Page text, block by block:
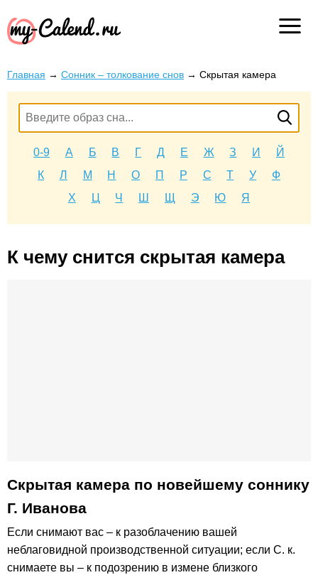
Главная → Сонник – толкование снов → Скрытая камера
0-9 А Б В Г Д Е Ж З И
Й
К
Л М Н О П Р С Т У
Ф
Х
Ц Ч Ш Щ Э Ю Я
К чему снится скрытая камера
Скрытая камера по новейшему соннику
Г. Иванова
Если снимают вас – к разоблачению вашей
неблаговидной производственной ситуации; если С. к.
снимаете вы – к подозрению в измене близкого